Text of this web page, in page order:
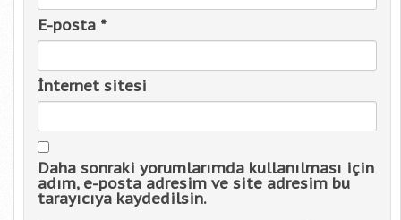
E-posta *
İnternet sitesi
Daha sonraki yorumlarımda kullanılması için
adım, e-posta adresim ve site adresim bu
tarayıcıya kaydedilsin.